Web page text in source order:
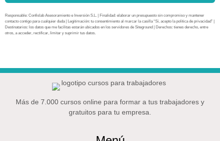
Responsable: Confislab Asesoramiento e Inversión S.L. | Finalidad: elaborar un presupuesto sin compromiso y mantener
contacto contigo para cualquier duda | Legitimación: tu consentimiento al marcar la casilla “Sí, acepto la política de privacidad” |
Destinatarios: los datos que me facilitas estarán ubicados en los servidores de Siteground | Derechos: tienes derecho, entre
otros, a acceder, rectificar, limitar y suprimir tus datos.
Más de 7.000 cursos online para formar a tus trabajadores y
gratuitos para tu empresa.